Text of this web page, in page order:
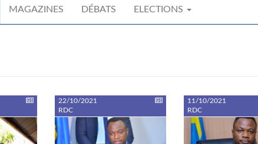
MAGAZINES DÉBATS ELECTIONS
22/10/2021
RDC
11/10/2021
RDC